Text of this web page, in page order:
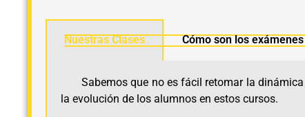
Nuestras Clases Cómo son los exámenes
Sabemos que no es fácil retomar la
la evolución de los alumnos en estos cursos.